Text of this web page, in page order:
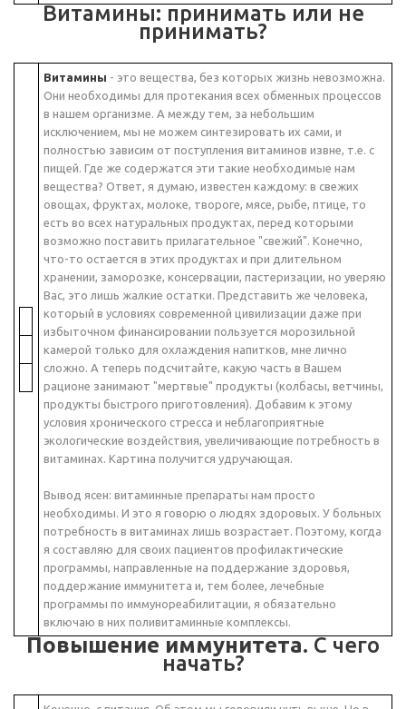
Витамины: принимать или не
принимать?
Витамины - это вещества, без которых жизнь невозможна.
Они необходимы для протекания всех обменных процессов
в нашем организме. А между тем, за небольшим
исключением, мы не можем синтезировать их сами, и
полностью зависим от поступления витаминов извне, т.е. с
пищей. Где же содержатся эти такие необходимые нам
вещества? Ответ, я думаю, известен каждому: в свежих
овощах, фруктах, молоке, твороге, мясе, рыбе, птице, то
есть во всех натуральных продуктах, перед которыми
возможно поставить прилагательное "свежий". Конечно,
что-то остается в этих продуктах и при длительном
хранении, заморозке, консервации, пастеризации, но уверяю
Вас, это лишь жалкие остатки. Представить же человека,
который в условиях современной цивилизации даже при
избыточном финансировании пользуется морозильной
камерой только для охлаждения напитков, мне лично
сложно. А теперь подсчитайте, какую часть в Вашем
рационе занимают "мертвые" продукты (колбасы, ветчины,
продукты быстрого приготовления). Добавим к этому
условия хронического стресса и неблагоприятные
экологические воздействия, увеличивающие потребность в
витаминах. Картина получится удручающая.
Вывод ясен: витаминные препараты нам просто
необходимы. И это я говорю о людях здоровых. У больных
потребность в витаминах лишь возрастает. Поэтому, когда
я составляю для своих пациентов профилактические
программы, направленные на поддержание здоровья,
поддержание иммунитета и, тем более, лечебные
программы по иммунореабилитации, я обязательно
включаю в них поливитаминные комплексы.
Повышение иммунитета. С чего
начать?